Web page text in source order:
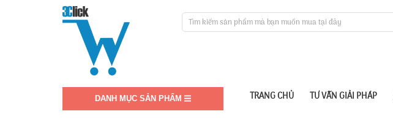
DANH MỤC SẢN PHẨM TRANG CHỦ TƯ VẤN GIẢI PHÁP